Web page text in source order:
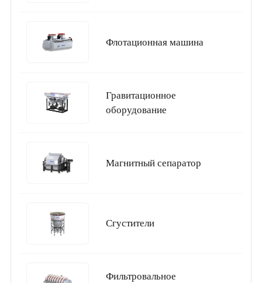
Флотационная машина
Гравитационное
оборудование
Магнитный сепаратор
Сгустители
Фильтровальное